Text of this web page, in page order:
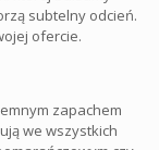
subtelny odcień.
ofercie.
zapachem
we wszystkich